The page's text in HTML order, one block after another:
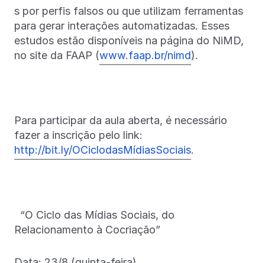
s por perfis falsos ou que utilizam ferramentas
para gerar interações automatizadas. Esses
estudos estão disponíveis na página do NiMD,
no site da FAAP (www.faap.br/nimd).
Para participar da aula aberta, é necessário
fazer a inscrição pelo link:
http://bit.ly/OCiclodasMídiasSociais.
“O Ciclo das Mídias Sociais, do
Relacionamento à Cocriação”